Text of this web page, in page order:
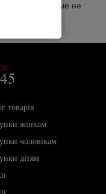
которые не
товарів
жінкам
чоловікам
дітям